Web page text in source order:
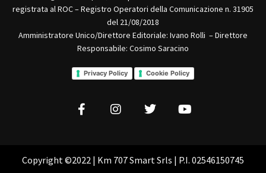
registrata al ROC – Registro Operatori della Comunicazione n. 31905
del 21/08/2018
Amministratore Unico/Direttore Editoriale: Ivano Rolli – Direttore
Responsabile: Cosimo Saracino
Privacy Policy Cookie Policy
Copyright ©2022 | Km 707 Smart Srls | P.I. 02546150745